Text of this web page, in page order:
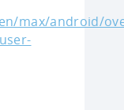
max/android/